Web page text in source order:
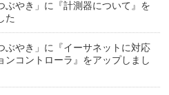
ぶやき」に『計測器について』を
た
ぶやき」に『イーサネットに対応
ンコントローラ』をアップしまし